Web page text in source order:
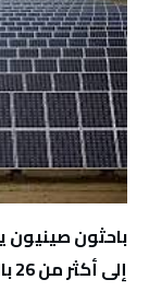
باحثون
إلى أكثر من 26 بالمئ